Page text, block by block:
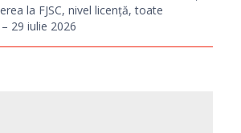
la FJSC, nivel licență, toate
29 iulie 2026